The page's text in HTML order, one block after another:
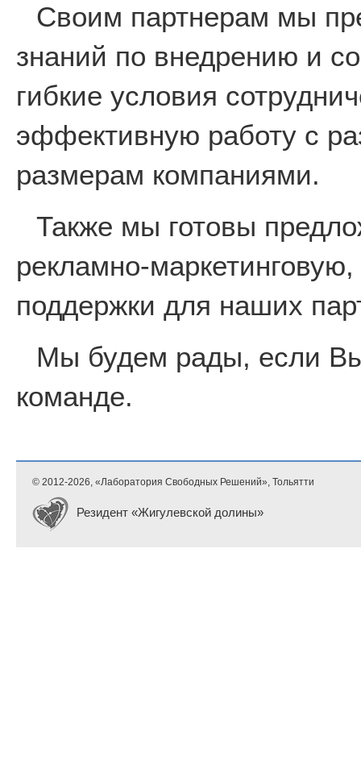
Своим партнерам мы
знаний по внедрению и
гибкие условия
эффективную работу с
размерам компаниями.
Также мы готовы
рекламно-
поддержки для наших
Мы будем рады, если
команде.
© 2012-2026, «Лаборатория Свободных Решений», Тольятти
Резидент «Жигулевской долины»